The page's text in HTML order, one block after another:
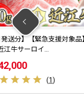
対象品】
【